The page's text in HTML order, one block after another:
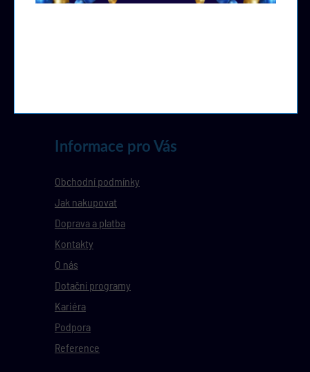
Informace pro Vás
Obchodní podmínky
Jak nakupovat
Doprava a platba
Kontakty
O nás
Dotační programy
Kariéra
Podpora
Reference